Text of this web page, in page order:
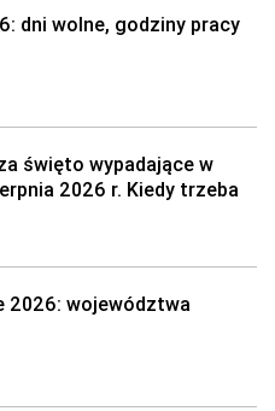
dni wolne, godziny pracy
święto wypadające w
2026 r. Kiedy trzeba
2026: województwa